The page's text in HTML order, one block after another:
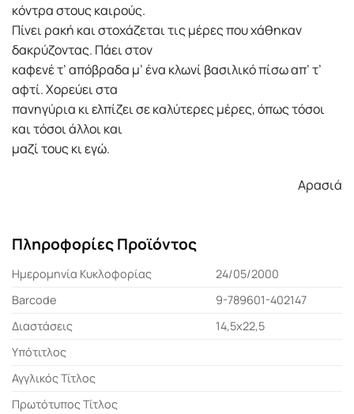
κόντρα στους καιρούς.
Πίνει ρακή και στοχάζεται τις μέρες που χάθηκαν
δακρύζοντας. Πάει στον
καφενέ τ’ απόβραδα μ’ ένα κλωνί βασιλικό πίσω απ’ τ’
αφτί. Χορεύει στα
πανηγύρια κι ελπίζει σε καλύτερες μέρες, όπως τόσοι
και τόσοι άλλοι και
μαζί τους κι εγώ.
Αρασιά
Πληροφορίες Προϊόντος
Ημερομηνία Κυκλοφορίας
24/05/2000
Barcode
9-789601-402147
Διαστάσεις
14,5x22,5
Υπότιτλος
Αγγλικός Τίτλος
Πρωτότυπος Τίτλος